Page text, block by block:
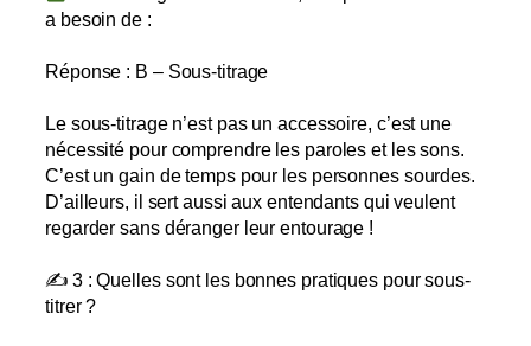
a besoin de :
Réponse : B – Sous-titrage
Le sous-titrage n’est pas un accessoire, c’est une
nécessité pour comprendre les paroles et les sons.
C’est un gain de temps pour les personnes sourdes.
D’ailleurs, il sert aussi aux entendants qui veulent
regarder sans déranger leur entourage !
✍️ 3 : Quelles sont les bonnes pratiques pour sous-
titrer ?